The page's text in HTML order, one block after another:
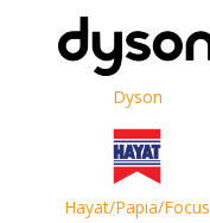
Dyson
Hayat/Papia/Focus